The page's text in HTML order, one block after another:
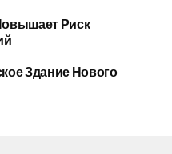
Риск
Здание Нового